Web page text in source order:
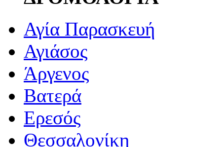
Αγία Παρασκευή
Αγιάσος
Άργενος
Βατερά
Ερεσός
Θεσσαλονίκη